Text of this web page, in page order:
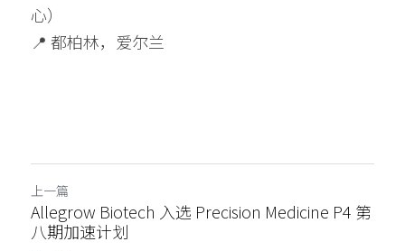
心）
📍 都柏林，爱尔兰
上一篇
Allegrow Biotech 入选 Precision Medicine P4 第
八期加速计划